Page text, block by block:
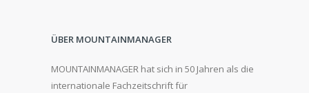
ÜBER MOUNTAINMANAGER
MOUNTAINMANAGER hat sich in 50 Jahren als die
internationale Fachzeitschrift für